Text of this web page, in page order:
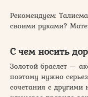
Рекомендуем:
своими руками?
С чем носить
Золотой браслет —
поэтому нужно
сочетания с